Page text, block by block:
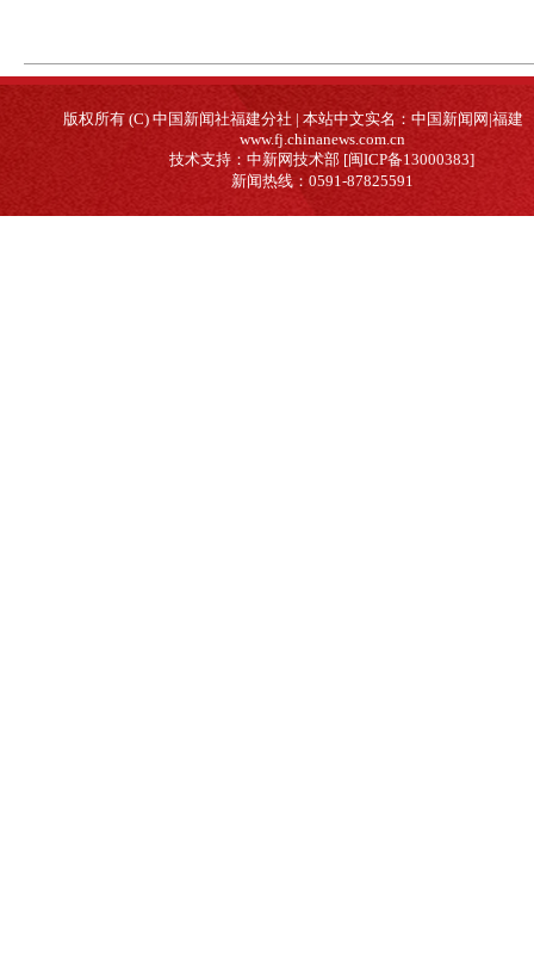
版权所有 (C) 中国新闻社福建分社 | 本站中文实名：中国新闻网|福建
www.fj.chinanews.com.cn
技术支持：中新网技术部 [闽ICP备13000383]
新闻热线：0591-87825591